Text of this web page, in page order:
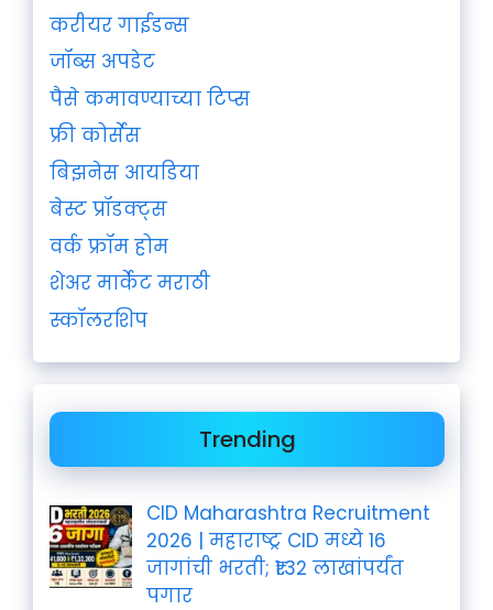
करीयर गाईडन्स
जॉब्स अपडेट
पैसे कमावण्याच्या टिप्स
फ्री कोर्सेस
बिझनेस आयडिया
बेस्ट प्रॉडक्ट्स
वर्क फ्रॉम होम
शेअर मार्केट मराठी
स्कॉलरशिप
Trending
CID Maharashtra Recruitment
2026 | महाराष्ट्र CID मध्ये 16
जागांची भरती; ₹1.32 लाखांपर्यंत
पगार